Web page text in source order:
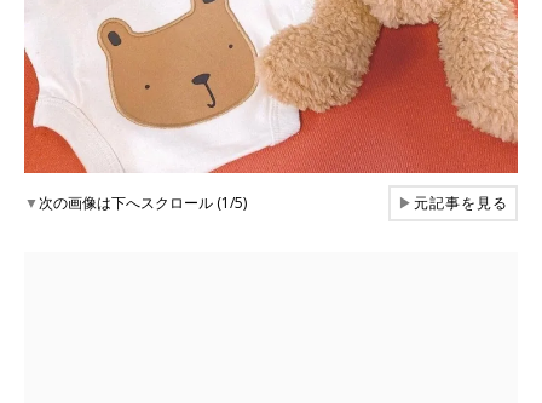
▼次の画像は下へスクロール (1/5) ▶元記事を見る